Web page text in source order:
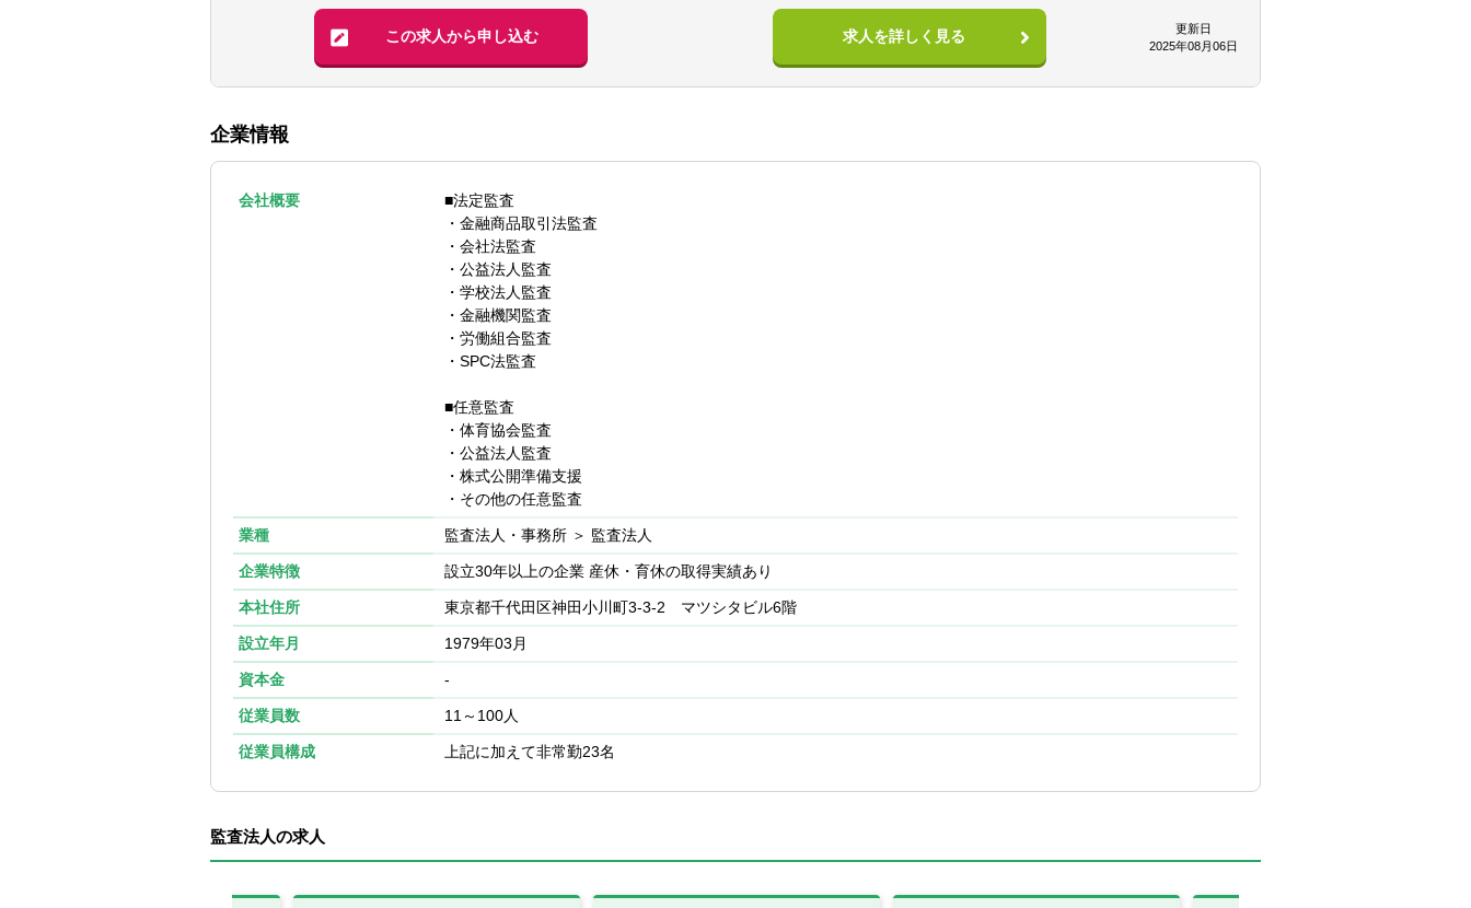
※監査業務経験が浅い方
監査基準改正等の内部研修を定期的に実施しています。
この求人から申し込む 求人を詳しく見る
更新日
2025年08月06日
企業情報
会社概要
■法定監査
・金融商品取引法監査
・会社法監査
・公益法人監査
・学校法人監査
・金融機関監査
・労働組合監査
・SPC法監査
■任意監査
・体育協会監査
・公益法人監査
・株式公開準備支援
・その他の任意監査
業種 監査法人・事務所 ＞ 監査法人
企業特徴 設立30年以上の企業 産休・育休の取得実績あり
本社住所 東京都千代田区神田小川町3-3-2 マツシタビル6階
設立年月 1979年03月
資本金 -
従業員数 11～100人
従業員構成 上記に加えて非常勤23名
監査法人の求人